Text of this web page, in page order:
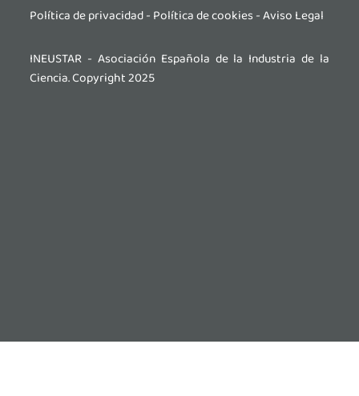
Política de privacidad-Política de cookies-Aviso Legal
INEUSTAR - Asociación Española de la Industria de la
Ciencia. Copyright 2025